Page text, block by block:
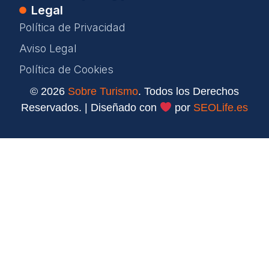
Legal
Política de Privacidad
Aviso Legal
Política de Cookies
© 2026 Sobre Turismo. Todos los Derechos
Reservados. | Diseñado con
por SEOLife.es